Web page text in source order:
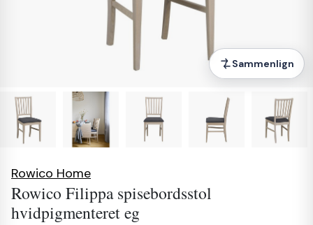
Sammenlign
Rowico Home
Rowico Filippa spisebordsstol
hvidpigmenteret eg